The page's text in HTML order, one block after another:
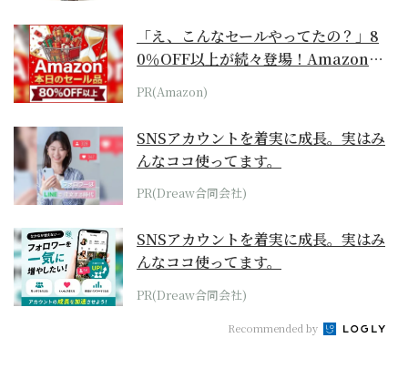
「え、こんなセールやってたの？」8
0％OFF以上が続々登場！Amazonの
本気が...
PR(Amazon)
SNSアカウントを着実に成長。実はみ
んなココ使ってます。
PR(Dreaw合同会社)
SNSアカウントを着実に成長。実はみ
んなココ使ってます。
PR(Dreaw合同会社)
Recommended by